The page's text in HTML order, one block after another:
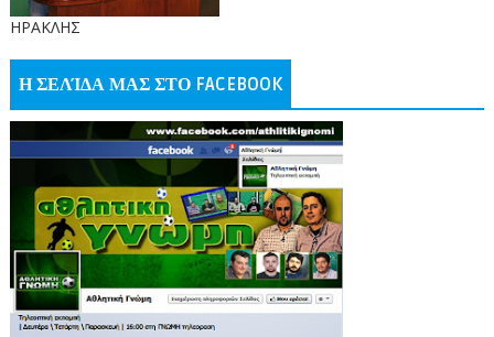
ΗΡΑΚΛΗΣ
Η ΣΕΛΊΔΑ ΜΑΣ ΣΤΟ FACEBOOK